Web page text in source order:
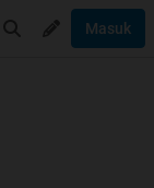
Masuk